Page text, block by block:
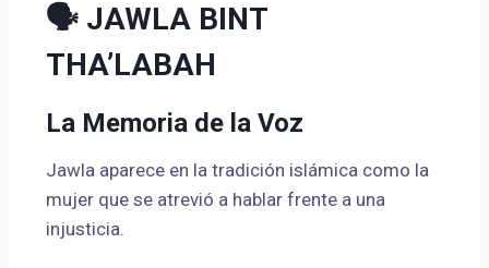
🗣 JAWLA BINT
THA’LABAH
La Memoria de la Voz
Jawla aparece en la tradición islámica como la
mujer que se atrevió a hablar frente a una
injusticia.